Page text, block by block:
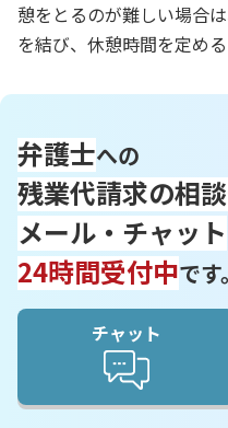
憩をとるのが難しい場合
を結び、休憩時間を定める
弁護士への
残業代請求の相
メール・チャット
24時間受付中です。
チャット